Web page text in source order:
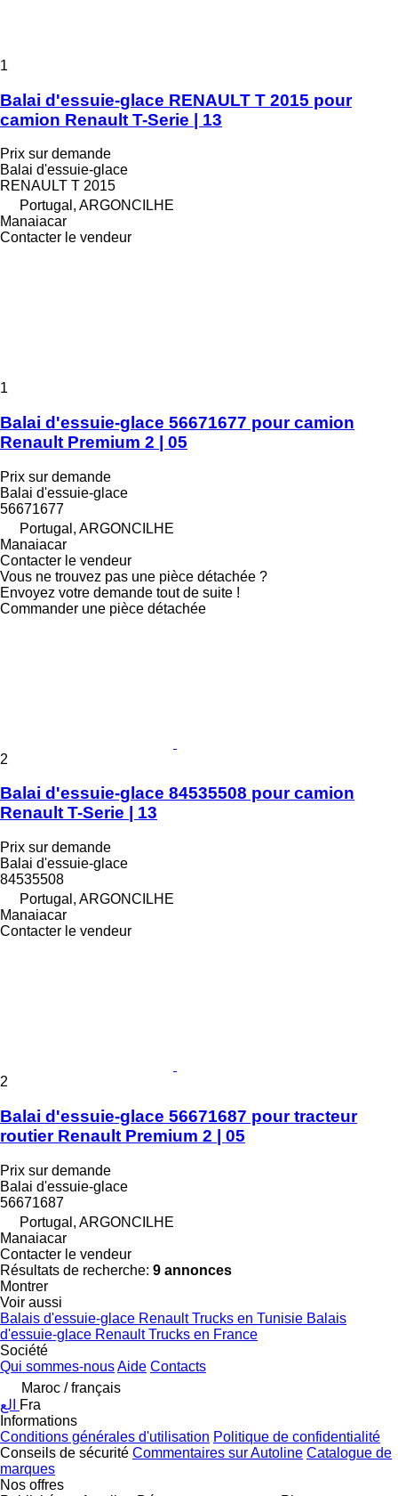
1
Balai d'essuie-glace RENAULT T 2015 pour
camion Renault T-Serie | 13
Prix sur demande
Balai d'essuie-glace
RENAULT T 2015
Portugal, ARGONCILHE
Manaiacar
Contacter le vendeur
1
Balai d'essuie-glace 56671677 pour camion
Renault Premium 2 | 05
Prix sur demande
Balai d'essuie-glace
56671677
Portugal, ARGONCILHE
Manaiacar
Contacter le vendeur
Vous ne trouvez pas une pièce détachée ?
Envoyez votre demande tout de suite !
Commander une pièce détachée
2
Balai d'essuie-glace 84535508 pour camion
Renault T-Serie | 13
Prix sur demande
Balai d'essuie-glace
84535508
Portugal, ARGONCILHE
Manaiacar
Contacter le vendeur
2
Balai d'essuie-glace 56671687 pour tracteur
routier Renault Premium 2 | 05
Prix sur demande
Balai d'essuie-glace
56671687
Portugal, ARGONCILHE
Manaiacar
Contacter le vendeur
Résultats de recherche: 9 annonces
Montrer
Voir aussi
Balais d'essuie-glace Renault Trucks en Tunisie Balais
d'essuie-glace Renault Trucks en France
Société
Qui sommes-nousAide Contacts
Maroc / français
Fra
Informations
Conditions générales d'utilisation Politique de confidentialité
Conseils de sécurité Commentaires sur Autoline Catalogue de
marques
Nos offres